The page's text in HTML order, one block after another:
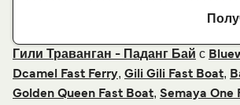
Гили Траванган - Паданг Бай с
Dcamel Fast Ferry, Gili Gili Fast Boat,
Golden Queen Fast Boat, Semaya One